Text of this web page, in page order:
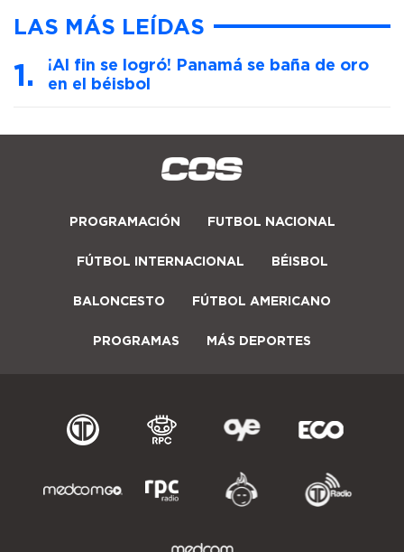
LAS MÁS LEÍDAS
¡Al fin se logró! Panamá se baña de oro
en el béisbol
PROGRAMACIÓN FUTBOL NACIONAL
FÚTBOL INTERNACIONAL BÉISBOL
BALONCESTO FÚTBOL AMERICANO
PROGRAMAS MÁS DEPORTES